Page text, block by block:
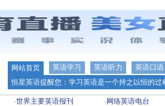
网站首页 英语学习 英语听力
英语口语
恒星英语提醒您：学习英语是一个持之以恒的
·世界主要英语报刊 · 网络英语电台